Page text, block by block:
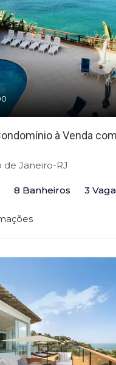
à Venda
de Janeiro-RJ
8 Banheiros 3